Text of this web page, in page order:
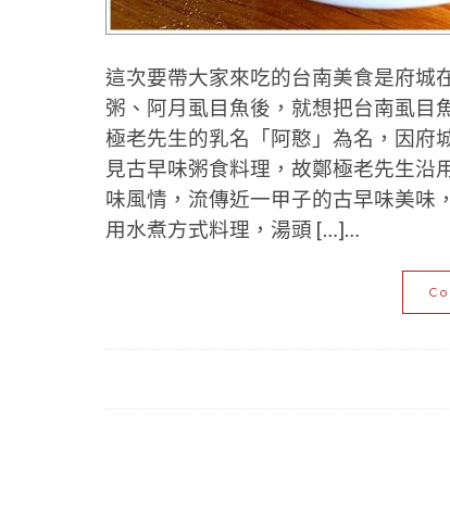
這次要帶大家來吃的台南美食是府城
粥、阿月虱目魚後，就想把台南虱目
極老先生的乳名「阿憨」為名，因府
見古早味粥食料理，故鄭極老先生沿
味風情，流傳近一甲子的古早味美味
用水煮方式料理，湯頭 […]…